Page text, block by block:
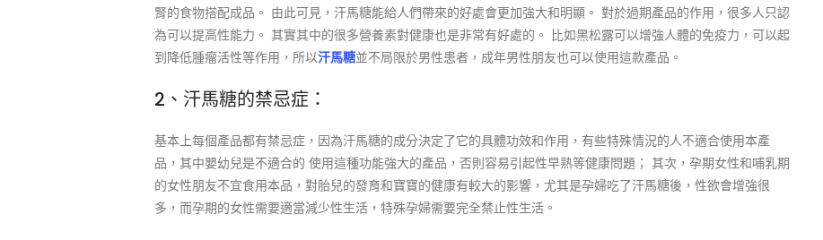
腎的食物搭配成品。 由此可見，汗馬糖能給人們帶來的好處會更加強大和明顯。 對於過期產品的作用，很多人只認
為可以提高性能力。 其實其中的很多營養素對健康也是非常有好處的。 比如黑松露可以增強人體的免疫力，可以起
到降低腫瘤活性等作用，所以汗馬糖並不局限於男性患者，成年男性朋友也可以使用這款產品。
2、汗馬糖的禁忌症：
基本上每個產品都有禁忌症，因為汗馬糖的成分決定了它的具體功效和作用，有些特殊情況的人不適合使用本產
品，其中嬰幼兒是不適合的 使用這種功能強大的產品，否則容易引起性早熟等健康問題； 其次，孕期女性和哺乳期
的女性朋友不宜食用本品，對胎兒的發育和寶寶的健康有較大的影響，尤其是孕婦吃了汗馬糖後，性欲會增強很
多，而孕期的女性需要適當減少性生活，特殊孕婦需要完全禁止性生活。